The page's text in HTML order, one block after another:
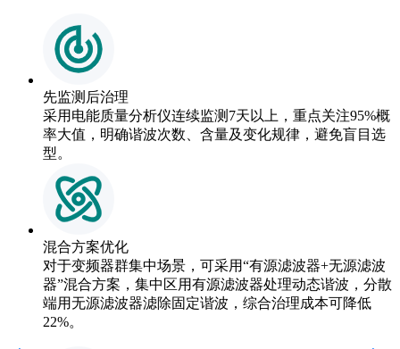
先监测后治理
采用电能质量分析仪连续监测7天以上，重点关注95%概
率大值，明确谐波次数、含量及变化规律，避免盲目选
型。
混合方案优化
对于变频器群集中场景，可采用“有源滤波器+无源滤波
器”混合方案，集中区用有源滤波器处理动态谐波，分散
端用无源滤波器滤除固定谐波，综合治理成本可降低
22%。